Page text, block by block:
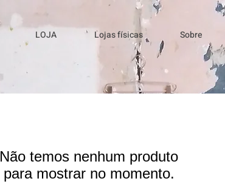
LOJA Lojas físicas Sobre
Não temos nenhum produto
para mostrar no momento.